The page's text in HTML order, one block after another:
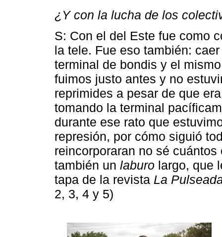
¿Y con la lucha de los
S: Con el del Este fue como
la tele. Fue eso también:
terminal de bondis y el
fuimos justo antes y no
reprimides a pesar de que
tomando la terminal
durante ese rato que
represión, por cómo siguió
reincorporaran no sé
también un laburo largo, que
tapa de la revista La
2, 3, 4 y 5)